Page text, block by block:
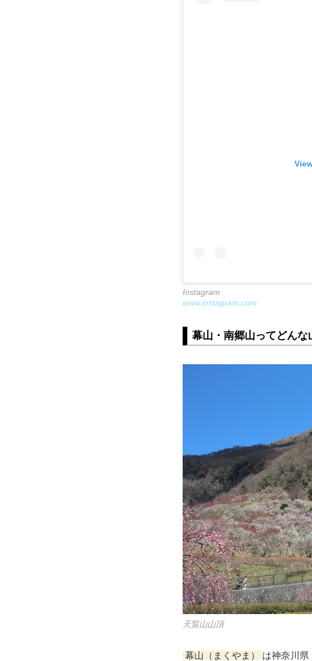
Instagram
www.instagram.com
幕山・南郷山ってどんな
天覧山山頂
幕山（まくやま） は神奈川